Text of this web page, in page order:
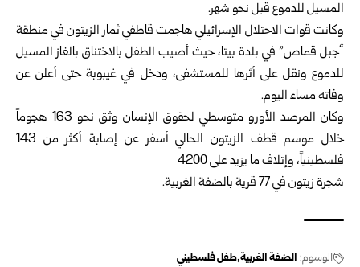
المسيل للدموع قبل نحو شهر.
وكانت قوات الاحتلال الإسرائيلي هاجمت قاطفي ثمار الزيتون في منطقة
“جبل قماص” في بلدة بيتا، حيث أصيب الطفل بالاختناق بالغاز المسيل
للدموع ونقل على أثرها للمستشفى، ودخل في غيبوبة حتى أعلن عن
وفاته مساء اليوم.
وكان المرصد الأورو متوسطي لحقوق الإنسان وثق نحو 163 هجوماً
خلال موسم قطف الزيتون الحالي أسفر عن إصابة أكثر من 143
فلسطينياً، وإتلاف ما يزيد على 4200
شجرة زيتون في 77 قرية بالضفة الغربية.
الوسوم: الضفة الغربية طفل فلسطيني